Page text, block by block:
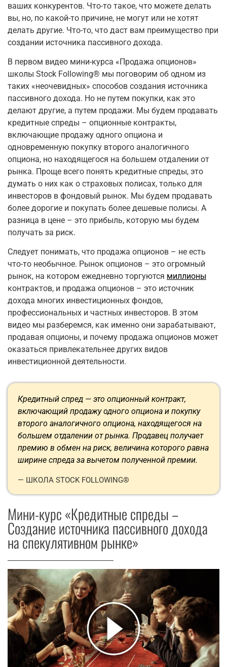
ваших конкурентов. Что-то такое, что можете делать
вы, но, по какой-то причине, не могут или не хотят
делать другие. Что-то, что даст вам преимущество при
создании источника пассивного дохода.
В первом видео мини-курса «Продажа опционов»
школы Stock Following® мы поговорим об одном из
таких «неочевидных» способов создания источника
пассивного дохода. Но не путем покупки, как это
делают другие, а путем продажи. Мы будем продавать
кредитные спреды – опционные контракты,
включающие продажу одного опциона и
одновременную покупку второго аналогичного
опциона, но находящегося на большем отдалении от
рынка. Проще всего понять кредитные спреды, это
думать о них как о страховых полисах, только для
инвесторов в фондовый рынок. Мы будем продавать
более дорогие и покупать более дешевые полисы. А
разница в цене – это прибыль, которую мы будем
получать за риск.
Следует понимать, что продажа опционов – не есть
что-то необычное. Рынок опционов – это огромный
рынок, на котором ежедневно торгуются миллионы
контрактов, и продажа опционов – это источник
дохода многих инвестиционных фондов,
профессиональных и частных инвесторов. В этом
видео мы разберемся, как именно они зарабатывают,
продавая опционы, и почему продажа опционов может
оказаться привлекательнее других видов
инвестиционной деятельности.
Кредитный спред — это опционный контракт,
включающий продажу одного опциона и покупку
второго аналогичного опциона, находящегося на
большем отдалении от рынка. Продавец получает
премию в обмен на риск, величина которого равна
ширине спреда за вычетом полученной премии.
— ШКОЛА STOCK FOLLOWING®
Мини-курс «Кредитные спреды –
Создание источника пассивного дохода
на спекулятивном рынке»